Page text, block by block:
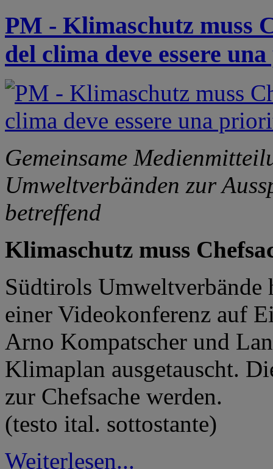
PM - Klimaschutz muss
del clima deve essere
Gemeinsame
Umweltverbänden zur
betreffend
Klimaschutz muss
Südtirols Umweltverbände
einer Videokonferenz auf
Arno Kompatscher und
Klimaplan ausgetauscht.
zur Chefsache werden.
(testo ital. sottostante)
Weiterlesen...